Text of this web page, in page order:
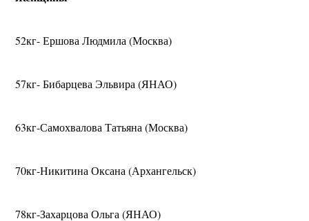
52кг- Ершова Людмила (Москва)
57кг- Бибарцева Эльвира (ЯНАО)
63кг-Самохвалова Татьяна (Москва)
70кг-Никитина Оксана (Архангельск)
78кг-Захарцова Ольга (ЯНАО)